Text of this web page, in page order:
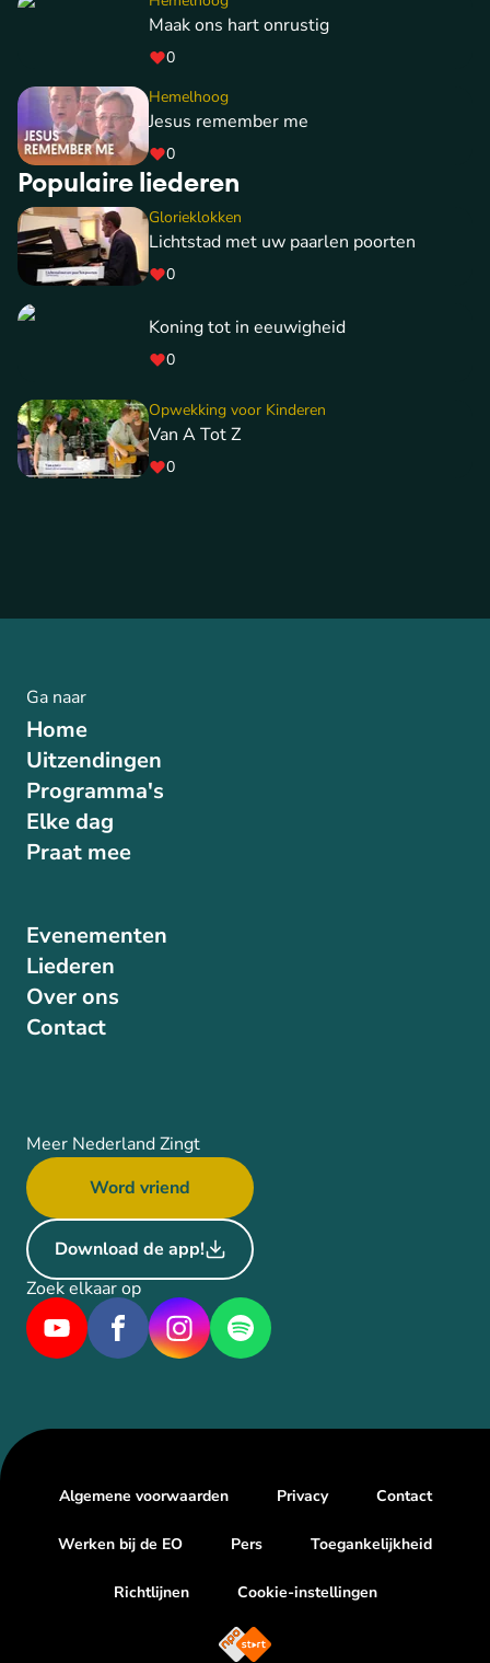
Maak ons hart onrustig
0
Hemelhoog
Jesus remember me
0
Populaire liederen
Glorieklokken
Lichtstad met uw paarlen poorten
0
Koning tot in eeuwigheid
0
Opwekking voor Kinderen
Van A Tot Z
0
Ga naar
Home
Uitzendingen
Programma's
Elke dag
Praat mee
Evenementen
Liederen
Over ons
Contact
Meer Nederland Zingt
Word vriend
Download de app!
Zoek elkaar op
Algemene voorwaarden Privacy Contact
Werken bij de EO Pers Toegankelijkheid
Richtlijnen Cookie-instellingen